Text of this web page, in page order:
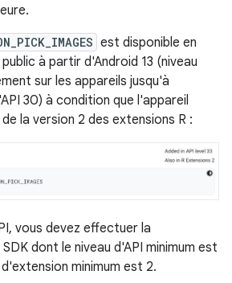
est disponible en
à partir d'Android 13 (niveau
sur les appareils jusqu'à
30) à condition que l'appareil
la version 2 des extensions R :
vous devez effectuer la
dont le niveau d'API minimum est
minimum est 2.